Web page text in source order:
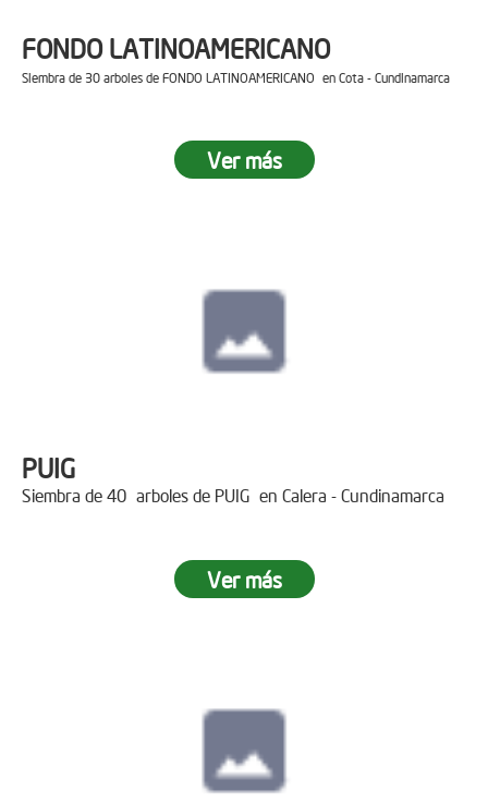
FONDO LATINOAMERICANO
Siembra de 30 arboles de FONDO LATINOAMERICANO en Cota - Cundinamarca
Ver más
PUIG
Siembra de 40 arboles de PUIG en Calera - Cundinamarca
Ver más